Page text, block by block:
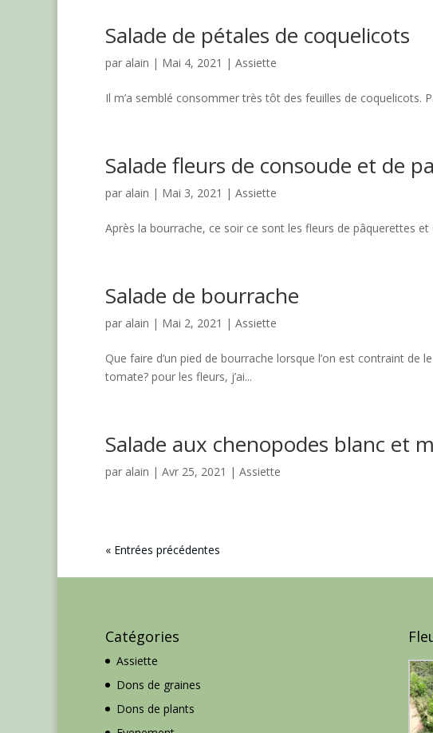
Salade de pétales de coquelicots
par alain | Mai 4, 2021 | Assiette
Il m’a semblé consommer très tôt des feuilles de coquelicots.
Salade fleurs de consoude et de
par alain | Mai 3, 2021 | Assiette
Après la bourrache, ce soir ce sont les fleurs de pâquerettes
Salade de bourrache
par alain | Mai 2, 2021 | Assiette
Que faire d’un pied de bourrache lorsque l’on est contraint de
tomate? pour les fleurs, j’ai...
Salade aux chenopodes blanc et
par alain | Avr 25, 2021 | Assiette
« Entrées précédentes
Catégories
Assiette
Dons de graines
Dons de plants